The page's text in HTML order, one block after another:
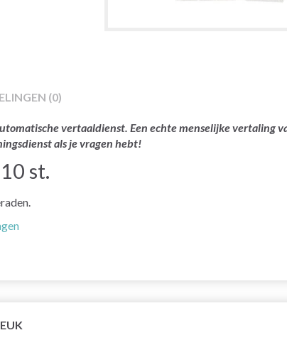
(0)
vertaaldienst. Een echte menselijke vertaling
als je vragen hebt!
st.